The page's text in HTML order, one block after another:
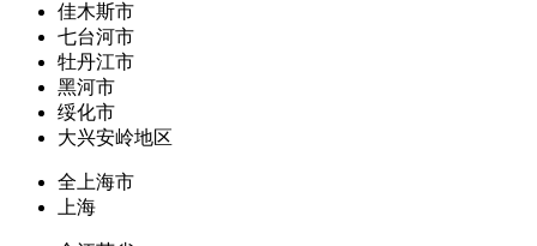
佳木斯市
七台河市
牡丹江市
黑河市
绥化市
大兴安岭地区
全上海市
上海